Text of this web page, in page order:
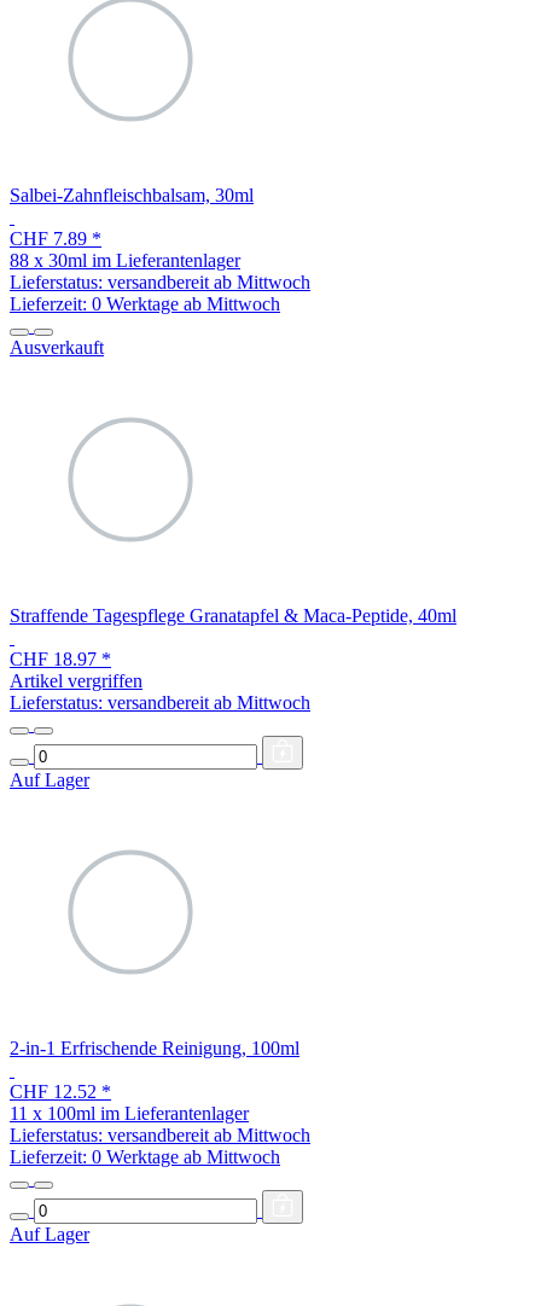
Salbei-Zahnfleischbalsam, 30ml
CHF 7.89 *
88 x 30ml im Lieferantenlager
Lieferstatus: versandbereit ab Mittwoch
Lieferzeit: 0 Werktage ab Mittwoch
Ausverkauft
Straffende Tagespflege Granatapfel & Maca-Peptide, 40ml
CHF 18.97 *
Artikel vergriffen
Lieferstatus: versandbereit ab Mittwoch
Auf Lager
2-in-1 Erfrischende Reinigung, 100ml
CHF 12.52 *
11 x 100ml im Lieferantenlager
Lieferstatus: versandbereit ab Mittwoch
Lieferzeit: 0 Werktage ab Mittwoch
Auf Lager